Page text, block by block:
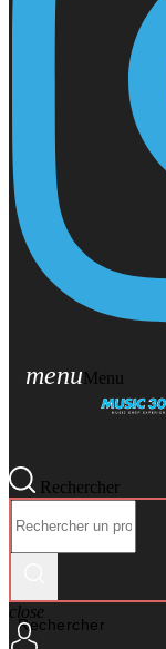
menuMenu
Rechercher
Rechercher
close